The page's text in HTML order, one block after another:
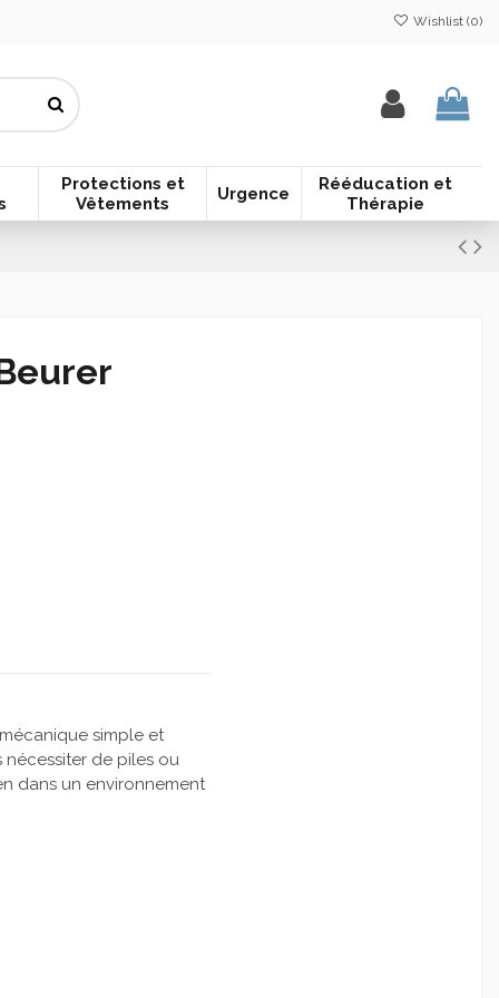
Wishlist (0)
Protections et
Vêtements
Urgence
Rééducation et
Thérapie
simple et
nécessiter de piles ou
dans un environnement